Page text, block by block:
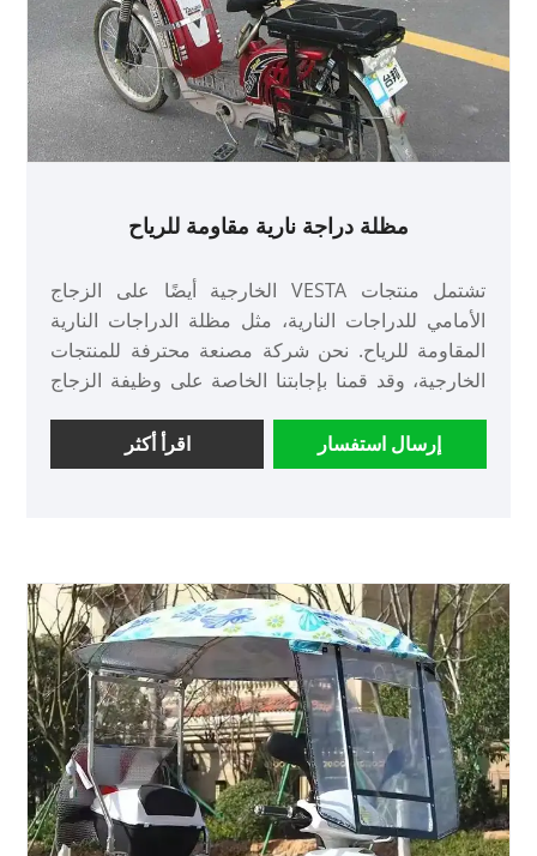
مظلة دراجة نارية مقاومة للرياح
تشتمل منتجات VESTA الخارجية أيضًا على الزجاج
الأمامي للدراجات النارية، مثل مظلة الدراجات النارية
المقاومة للرياح. نحن شركة مصنعة محترفة للمنتجات
الخارجية، وقد قمنا بإجابتنا الخاصة على وظيفة الزجاج
تتميز مظلة الدراجة النارية المقاومة للرياح بدعامة ثابتة
ومستقرة، مما يساعدك على حماية نفسك من الرياح
● القدرة على العرض: 100%
● هل فكرت يومًا في تركيب مظلة لدراجتك النارية؟
مظلة دراجة نارية تشتمل على اثنتين على التوالي قبل
وبعد تثبيتها على الدراجة النارية على شكل مظلة على
شكل حرف Q
اقرأ أكثر إرسال استفسار